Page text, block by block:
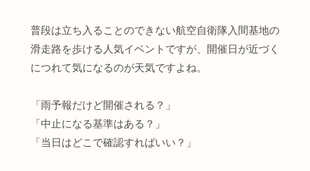
普段は立ち入ることのできない航空自衛隊入間基地の
滑走路を歩ける人気イベントですが、開催日が近づく
につれて気になるのが天気ですよね。
「雨予報だけど開催される？」
「中止になる基準はある？」
「当日はどこで確認すればいい？」